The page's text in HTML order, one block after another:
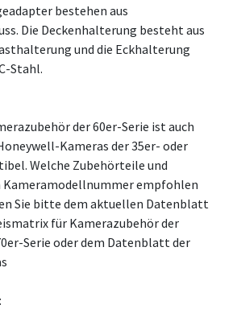
bestehen aus
Die Deckenhalterung besteht aus
und die Eckhalterung
Stahl.
der 60er-Serie ist auch
Kameras der 35er- oder
Welche Zubehörteile und
Kameramodellnummer empfohlen
Sie bitte dem aktuellen Datenblatt
für Kamerazubehör der
Serie oder dem Datenblatt der